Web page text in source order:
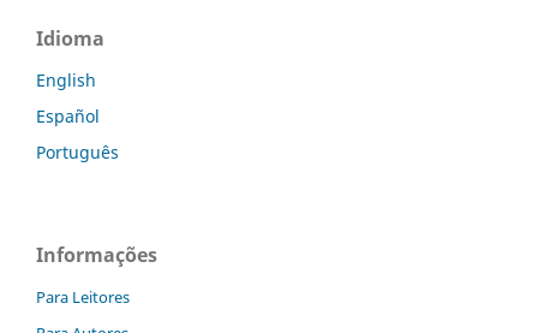
Idioma
English
Español
Português
Informações
Para Leitores